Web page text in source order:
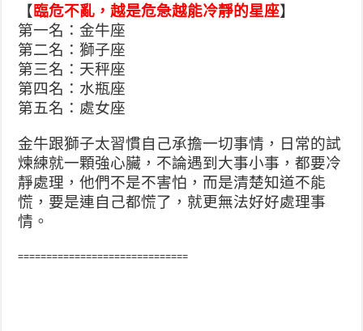
【臨危不亂，越是危急越能冷靜的星座】
第一名：金牛座
第二名：獅子座
第三名：天秤座
第四名：水瓶座
第五名：處女座
金牛跟獅子太習慣自己承擔一切事情，日常的試
煉練就一顆強心臟，不論遇到大事小事，都要冷
靜處理，他們不是不害怕，而是清楚知道不能
慌，要是連自己都慌了，就更無法好好處理事
情。
==============================